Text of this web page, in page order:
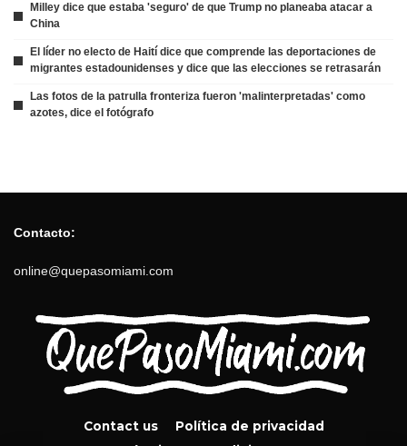
Milley dice que estaba 'seguro' de que Trump no planeaba atacar a
China
El líder no electo de Haití dice que comprende las deportaciones de
migrantes estadounidenses y dice que las elecciones se retrasarán
Las fotos de la patrulla fronteriza fueron 'malinterpretadas' como
azotes, dice el fotógrafo
Contacto:
online@quepasomiami.com
Contact us
Política de privacidad